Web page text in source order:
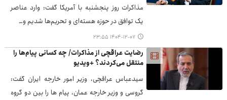
مذاکرات روز پنجشنبه با آمریکا گفت: وارد عناصر
یک توافق در حوزه هسته‌ای و تحریم‌ها شدیم و…
۱۴۰۴-۱۲-۰۷ ۲۳:۵۵
رضایت عراقچی از مذاکرات/ چه کسانی پیام‌ها را
منتقل می‌کردند؟ +ویدیو
سیدعباس عراقچی، وزیر امور خارجه ایران گفت:
گروسی و وزیر خارجه‌ عمان، پیام ها را بین دو گروه